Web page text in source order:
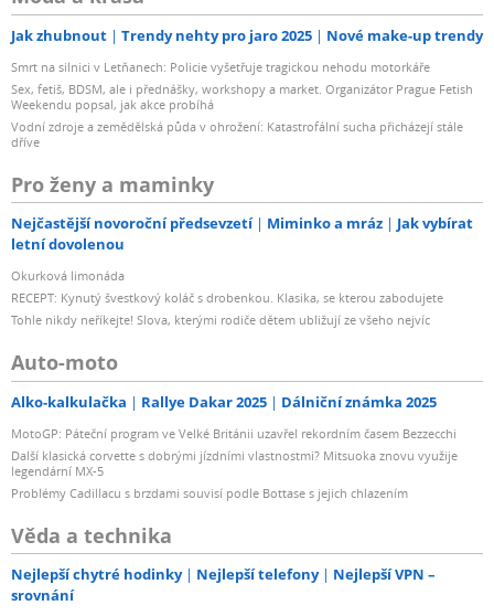
Jak zhubnout Trendy nehty pro jaro 2025 Nové make-up trendy
Smrt na silnici v Letňanech: Policie vyšetřuje tragickou nehodu motorkáře
Sex, fetiš, BDSM, ale i přednášky, workshopy a market. Organizátor Prague Fetish
Weekendu popsal, jak akce probíhá
Vodní zdroje a zemědělská půda v ohrožení: Katastrofální sucha přicházejí stále
dříve
Pro ženy a maminky
Nejčastější novoroční předsevzetí Miminko a mráz
Jak vybírat
letní dovolenou
Okurková limonáda
RECEPT: Kynutý švestkový koláč s drobenkou. Klasika, se kterou zabodujete
Tohle nikdy neříkejte! Slova, kterými rodiče dětem ubližují ze všeho nejvíc
Auto-moto
Alko-kalkulačka Rallye Dakar 2025 Dálniční známka 2025
MotoGP: Páteční program ve Velké Británii uzavřel rekordním časem Bezzecchi
Další klasická corvette s dobrými jízdními vlastnostmi? Mitsuoka znovu využije
legendární MX-5
Problémy Cadillacu s brzdami souvisí podle Bottase s jejich chlazením
Věda a technika
Nejlepší chytré hodinky Nejlepší telefony
Nejlepší VPN –
srovnání